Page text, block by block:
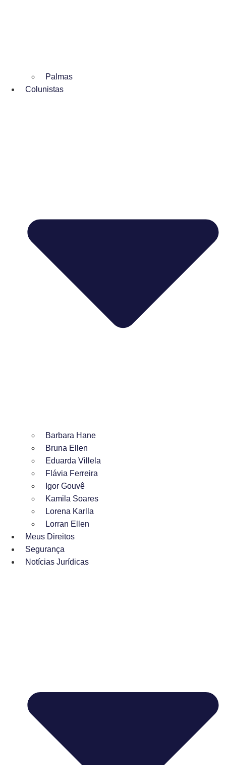
Palmas
Colunistas
Barbara Hane
Bruna Ellen
Eduarda Villela
Flávia Ferreira
Igor Gouvê
Kamila Soares
Lorena Karlla
Lorran Ellen
Meus Direitos
Segurança
Notícias Jurídicas